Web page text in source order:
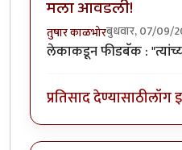
मला आवडली!
तुषार काळभोरबुधवार, 07/09/
लेकाकडून फीडबॅक :
प्रतिसाद देण्यासाठीलॉग